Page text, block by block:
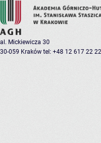
al. Mickiewicza 30
30-059 Kraków tel: +48 12 617 22 22